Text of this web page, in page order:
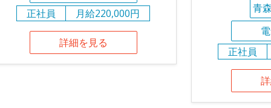
正社員
月給220,000円
詳細を見る
青
正社員